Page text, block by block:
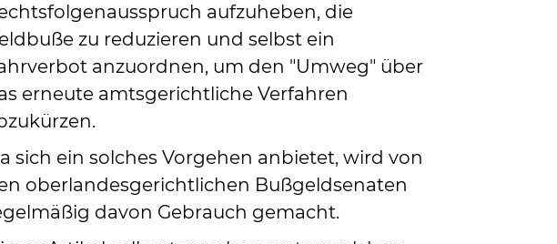
aufzuheben, die
zu reduzieren und selbst ein
anzuordnen, um den "Umweg" über
erneute amtsgerichtliche Verfahren
sich ein solches Vorgehen anbietet, wird von
oberlandesgerichtlichen Bußgeldsenaten
davon Gebrauch gemacht.